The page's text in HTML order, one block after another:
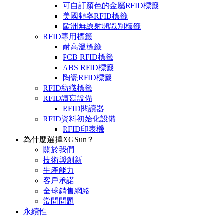
可自訂顏色的金屬RFID標籤
美國頻率RFID標籤
歐洲無線射頻識別標籤
RFID專用標籤
耐高溫標籤
PCB RFID標籤
ABS RFID標籤
陶瓷RFID標籤
RFID紡織標籤
RFID讀寫設備
RFID閱讀器
RFID資料初始化設備
RFID印表機
為什麼選擇XGSun？
關於我們
技術與創新
生產能力
客戶承諾
全球銷售網絡
常問問題
永續性